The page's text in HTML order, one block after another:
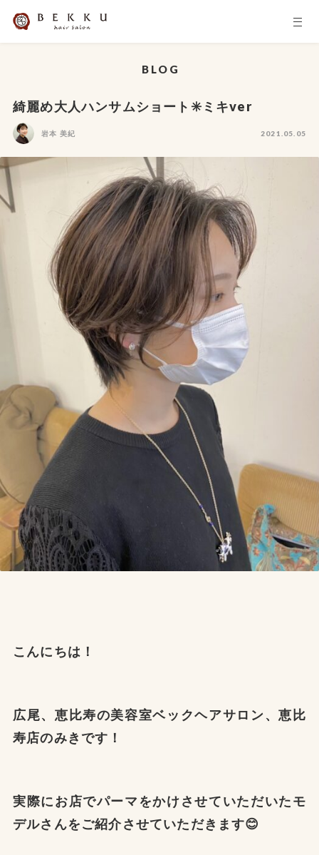
BLOG
綺麗め大人ハンサムショート✳️ミキver
岩本 美紀 2021.05.05
こんにちは！
広尾、恵比寿の美容室ベックヘアサロン、恵比
寿店のみきです！
実際にお店でパーマをかけさせていただいたモ
デルさんをご紹介させていただき ます😊